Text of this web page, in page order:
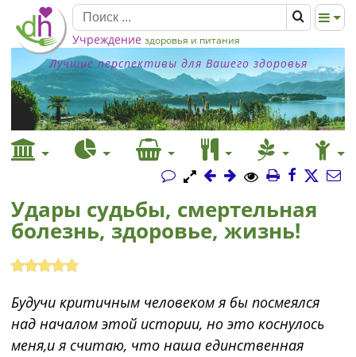
Учреждение здоровья и питания
Лучшие перспективы для Вашего здоровья
Удары судьбы, смертельная
болезнь, здоровье, жизнь!
Будучи критичным человеком я бы посмеялся
над началом этой истории, но это коснулось
меня,и я считаю, что наша единственная